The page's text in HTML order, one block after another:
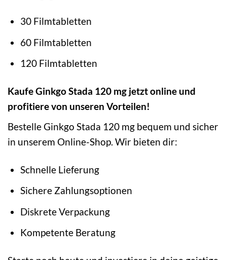
30 Filmtabletten
60 Filmtabletten
120 Filmtabletten
Kaufe Ginkgo Stada 120 mg jetzt online und
profitiere von unseren Vorteilen!
Bestelle Ginkgo Stada 120 mg bequem und sicher
in unserem Online-Shop. Wir bieten dir:
Schnelle Lieferung
Sichere Zahlungsoptionen
Diskrete Verpackung
Kompetente Beratung